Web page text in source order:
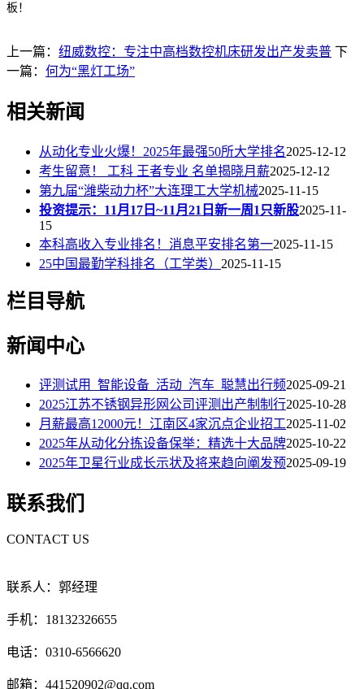
板！
上一篇： 纽威数控：专注中高档数控机床研发出产发卖普 下
一篇： 何为“黑灯工场”
相关新闻
从动化专业火爆！2025年最强50所大学排名2025-12-12
考生留意！ 工科 王者专业 名单揭晓月薪2025-12-12
第九届“潍柴动力杯”大连理工大学机械2025-11-15
投资提示：11月17日~11月21日新一周1只新股2025-11-
15
本科高收入专业排名！消息平安排名第一2025-11-15
25中国最勤学科排名（工学类） 2025-11-15
栏目导航
新闻中心
评测试用_智能设备_活动_汽车_聪慧出行频2025-09-21
2025江苏不锈钢异形网公司评测出产制制行2025-10-28
月薪最高12000元！江南区4家沉点企业招工2025-11-02
2025年从动化分拣设备保举：精选十大品牌2025-10-22
2025年卫星行业成长示状及将来趋向阐发预2025-09-19
联系我们
CONTACT US
联系人：郭经理
手机：18132326655
电话：0310-6566620
邮箱：441520902@qq.com